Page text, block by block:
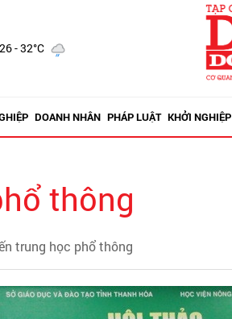
- 32°C
DOANH NHÂN PHÁP LUẬT KHỞI NGHIỆP
thông
trung học phổ thông